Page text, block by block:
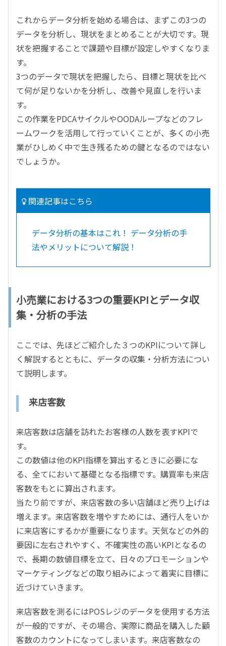
これからデータ分析を始める場合は、まずこの3つの
データを分析し、現状をまとめることが大切です。現
状を把握することで課題や目標が設定しやすくなりま
す。
3つのデータで現状を把握したら、目標と現状を比べ
て何が足りないかを分析し、改善や見直しを行いま
す。
この作業をPDCAサイクルやOODAループなどのフレ
ームワークを活用して行っていくことが、多くの小売
業がひしめく中で生き残るための鍵となるのではない
でしょうか。
関連記事はこちら
データ分析の基本はこれ！ データ分析の手
法やメリットについて解説！
小売業における3つの重要KPIとデータ収
集・分析の手法
ここでは、先ほどご紹介した３つのKPIについて詳し
く解説するとともに、データの収集・分析方法につい
て説明します。
来店客数
来店客数は店舗を訪れたお客様の人数を表すKPIで
す。
この数値は他のKPI指標を算出するときに必要にな
る、全てにおいて基礎となる指標です。購買率も来店
客数をもとに算出されます。
当たり前ですが、来店客数の多い店舗ほど売り上げは
増えます。来店客数を増やすためには、通行人をいか
に来店客にするかが重要になります。天気などの外的
要因に左右されやすく、不確実性の高いKPIとなるの
で、長期の数値目標を立て、日々のプロモーションや
マーケティングなどの取り組みによって着実に目標に
近づけていきます。
来店客数を測るにはPOSレジのデータを使用する方法
が一般的ですが、その場合、実際に商品を購入した顧
客数のカウントになってしまいます。来店客数なの